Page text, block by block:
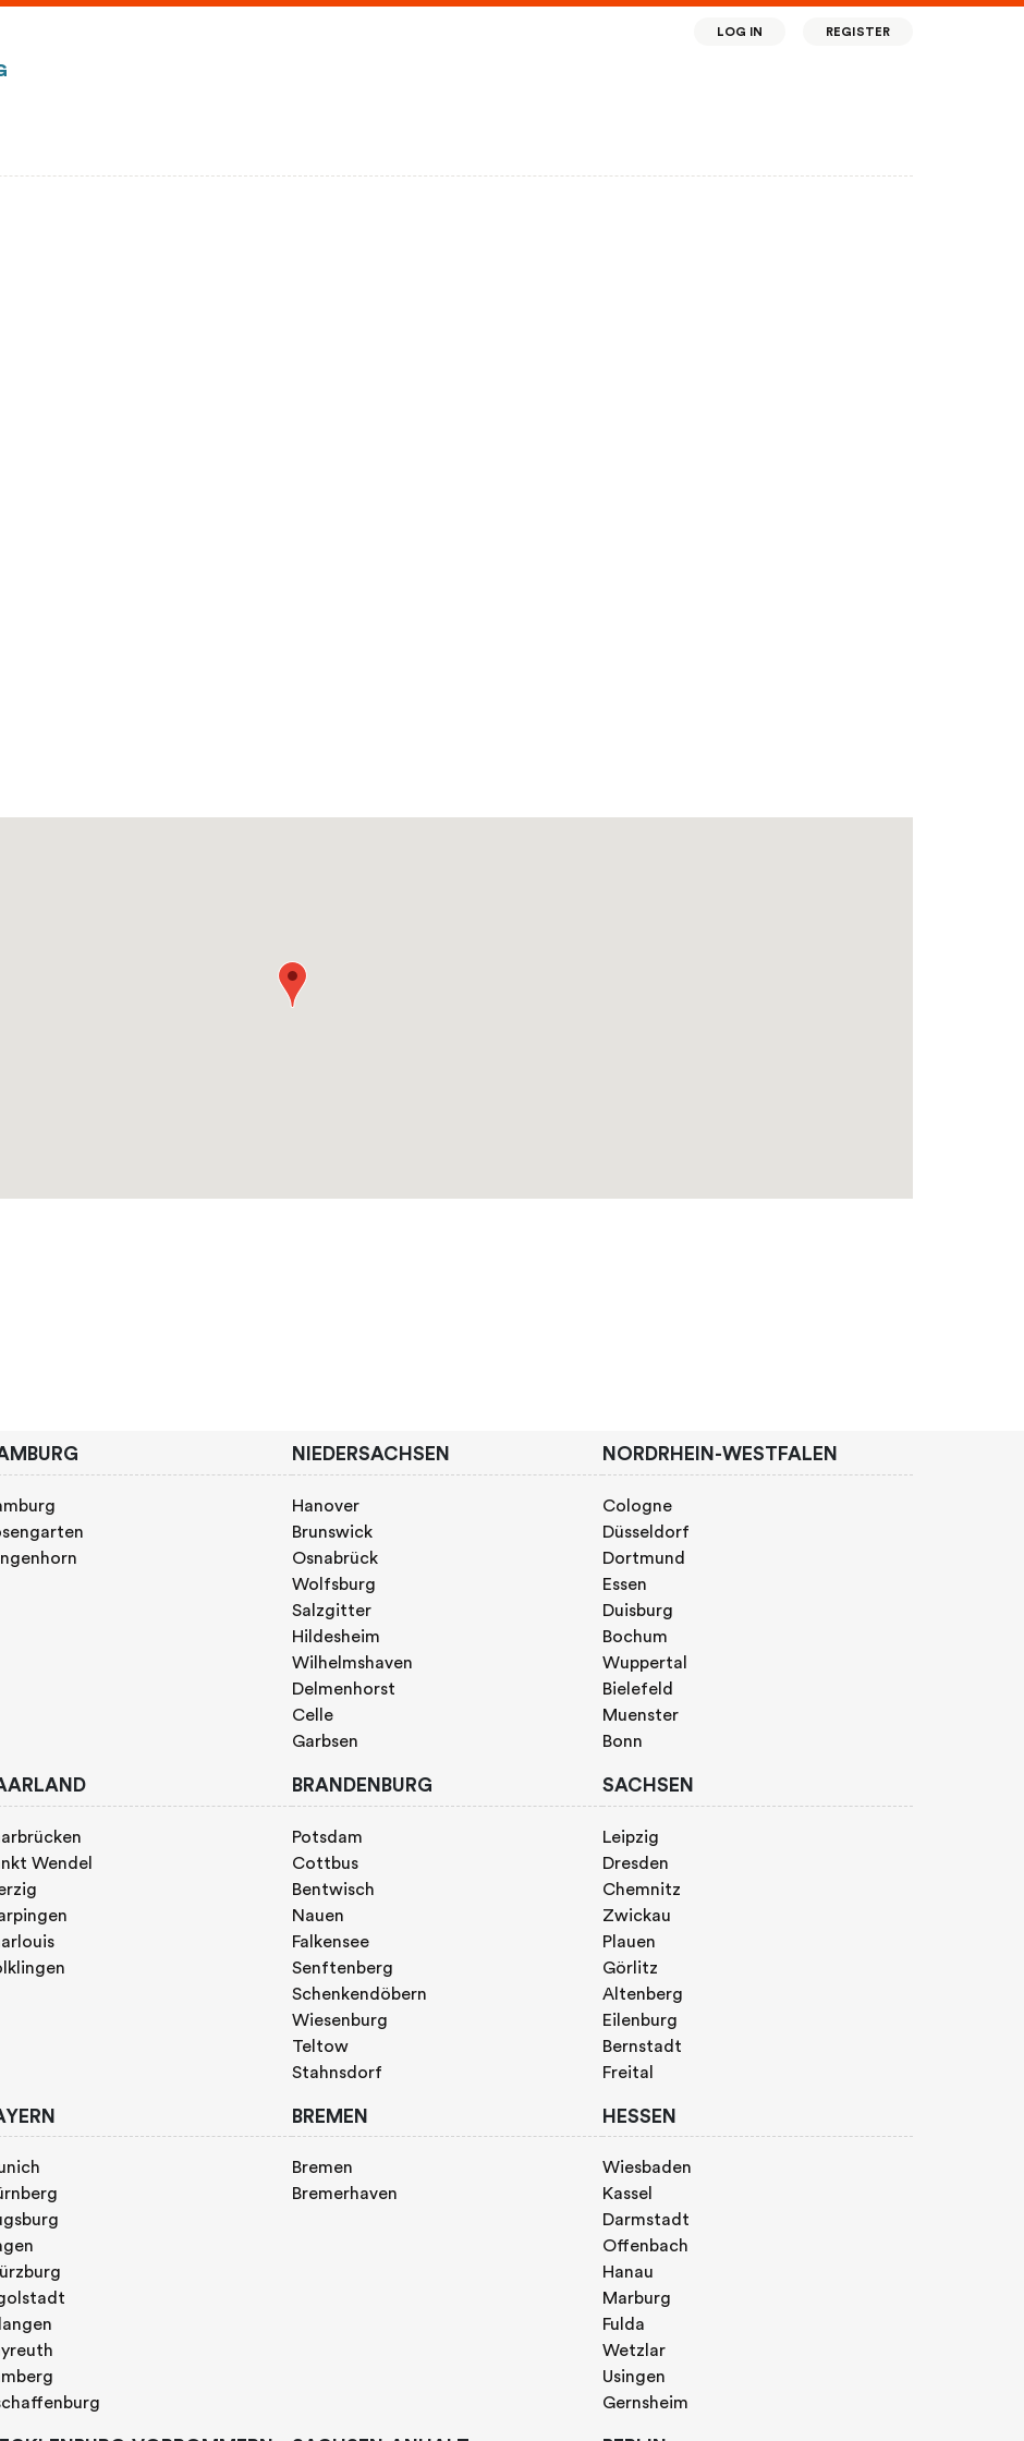
LOG IN REGISTER
NIEDERSACHSEN
Hanover
Brunswick
Osnabrück
Wolfsburg
Salzgitter
Hildesheim
Wilhelmshaven
Delmenhorst
Celle
Garbsen
NORDRHEIN-WESTFALEN
Cologne
Düsseldorf
Dortmund
Essen
Duisburg
Bochum
Wuppertal
Bielefeld
Muenster
Bonn
Wendel
BRANDENBURG
Potsdam
Cottbus
Bentwisch
Nauen
Falkensee
Senftenberg
Schenkendöbern
Wiesenburg
Teltow
Stahnsdorf
SACHSEN
Leipzig
Dresden
Chemnitz
Zwickau
Plauen
Görlitz
Altenberg
Eilenburg
Bernstadt
Freital
BREMEN
Bremen
Bremerhaven
HESSEN
Wiesbaden
Kassel
Darmstadt
Offenbach
Hanau
Marburg
Fulda
Wetzlar
Usingen
Gernsheim